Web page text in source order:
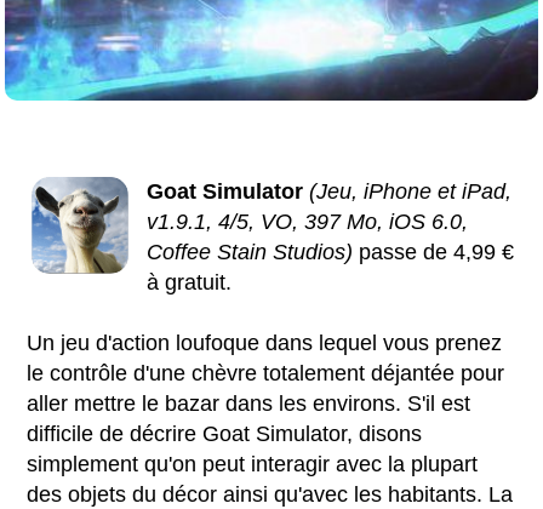
Goat Simulator (Jeu, iPhone et iPad,
v1.9.1, 4/5, VO, 397 Mo, iOS 6.0,
Coffee Stain Studios) passe de 4,99 €
à gratuit.
Un jeu d'action loufoque dans lequel vous prenez
le contrôle d'une chèvre totalement déjantée pour
aller mettre le bazar dans les environs. S'il est
difficile de décrire Goat Simulator, disons
simplement qu'on peut interagir avec la plupart
des objets du décor ainsi qu'avec les habitants. La